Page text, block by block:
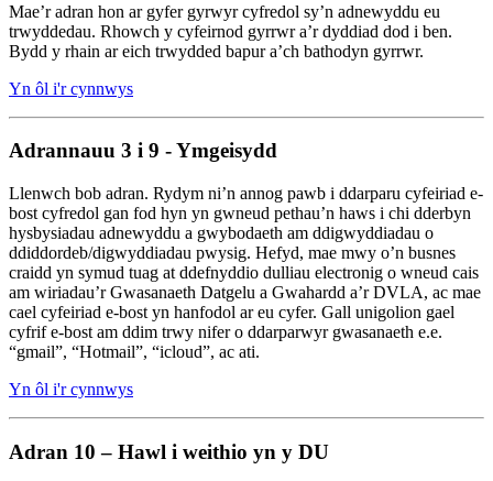
Mae’r adran hon ar gyfer gyrwyr cyfredol sy’n adnewyddu eu
trwyddedau. Rhowch y cyfeirnod gyrrwr a’r dyddiad dod i ben.
Bydd y rhain ar eich trwydded bapur a’ch bathodyn gyrrwr.
Yn ôl i'r cynnwys
Adrannauu 3 i 9 - Ymgeisydd
Llenwch bob adran. Rydym ni’n annog pawb i ddarparu cyfeiriad e-
bost cyfredol gan fod hyn yn gwneud pethau’n haws i chi dderbyn
hysbysiadau adnewyddu a gwybodaeth am ddigwyddiadau o
ddiddordeb/digwyddiadau pwysig. Hefyd, mae mwy o’n busnes
craidd yn symud tuag at ddefnyddio dulliau electronig o wneud cais
am wiriadau’r Gwasanaeth Datgelu a Gwahardd a’r DVLA, ac mae
cael cyfeiriad e-bost yn hanfodol ar eu cyfer. Gall unigolion gael
cyfrif e-bost am ddim trwy nifer o ddarparwyr gwasanaeth e.e.
“gmail”, “Hotmail”, “icloud”, ac ati.
Yn ôl i'r cynnwys
Adran 10 – Hawl i weithio yn y DU